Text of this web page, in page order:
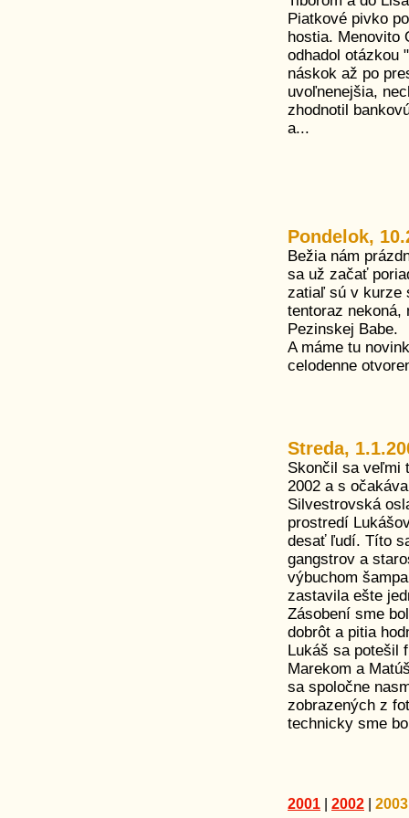
Piatkové pivko
hostia. Menovito
odhadol otázkou
náskok až po
uvoľnenejšia,
zhodnotil
a...
Pondelok,
Bežia nám
sa už začať
zatiaľ sú v kurze
tentoraz nekoná,
Pezinskej Babe.
A máme tu
celodenne
Streda,
Skončil sa veľmi
2002 a s
Silvestrovská
prostredí
desať ľudí. Títo
gangstrov a
výbuchom
zastavila ešte
Zásobení sme
dobrôt a pitia
Lukáš sa potešil
Marekom a
sa spoločne
zobrazených z
technicky sme
2001 2002 2003